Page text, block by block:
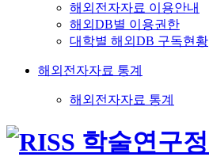
해외전자자료 이용안내
해외DB별 이용권한
대학별 해외DB 구독현황
해외전자자료 통계
해외전자자료 통계